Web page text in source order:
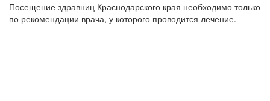
Посещение здравниц Краснодарского края необходимо только
по рекомендации врача, у которого проводится лечение.